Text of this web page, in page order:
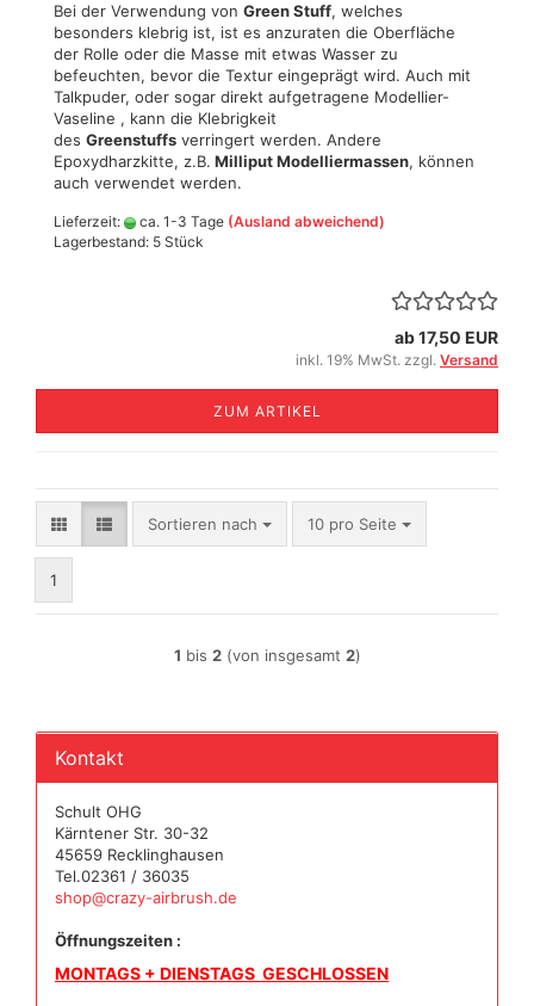
Bei der Verwendung von Green Stuff, welches
besonders klebrig ist, ist es anzuraten die Oberfläche
der Rolle oder die Masse mit etwas Wasser zu
befeuchten, bevor die Textur eingeprägt wird. Auch mit
Talkpuder, oder sogar direkt aufgetragene Modellier-
Vaseline , kann die Klebrigkeit
des Greenstuffs verringert werden. Andere
Epoxydharzkitte, z.B. Milliput Modelliermassen, können
auch verwendet werden.
Lieferzeit: ca. 1-3 Tage (Ausland abweichend)
Lagerbestand: 5 Stück
ab 17,50 EUR
inkl. 19% MwSt. zzgl. Versand
ZUM ARTIKEL
Sortieren nach
Sortieren nach 10 pro Seite
pro Seite
1
1 bis 2(von insgesamt 2)
Kontakt
Schult OHG
Kärntener Str. 30-32
45659 Recklinghausen
Tel.02361 / 36035
shop@crazy-airbrush.de
Öffnungszeiten :
MONTAGS + DIENSTAGS GESCHLOSSEN